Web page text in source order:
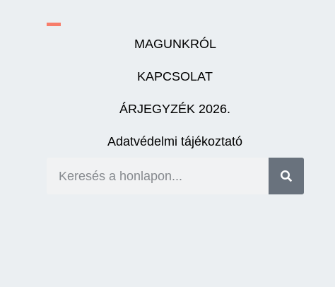
MAGUNKRÓL
KAPCSOLAT
ÁRJEGYZÉK 2026.
Adatvédelmi tájékoztató